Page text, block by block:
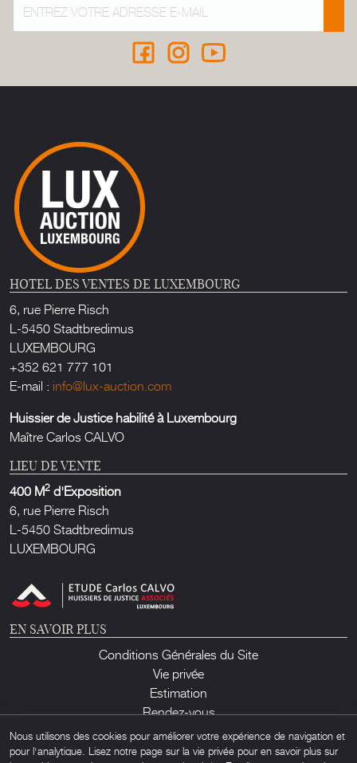
HOTEL DES VENTES DE LUXEMBOURG
6, rue Pierre Risch
L-5450 Stadtbredimus
LUXEMBOURG
+352 621 777 101
E-mail : info@lux-auction.com
Huissier de Justice habilité à Luxembourg
Maître Carlos CALVO
LIEU DE VENTE
400 M2 d'Exposition
6, rue Pierre Risch
L-5450 Stadtbredimus
LUXEMBOURG
EN SAVOIR PLUS
Conditions Générales du Site
Vie privée
Estimation
Rendez-vous
Contact
Nous utilisons des cookies pour améliorer votre expérience de navigation et
pour l'analytique. Lisez notre page sur la vie privée pour en savoir plus sur